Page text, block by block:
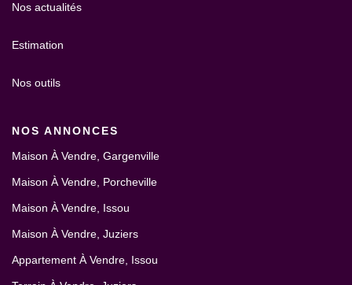
Nos actualités
Estimation
Nos outils
NOS ANNONCES
Maison À Vendre, Gargenville
Maison À Vendre, Porcheville
Maison À Vendre, Issou
Maison À Vendre, Juziers
Appartement À Vendre, Issou